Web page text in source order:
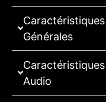
Caractéristiques
Générales
Caractéristiques
Audio